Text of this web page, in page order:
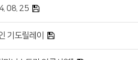
08. 25
기도릴레이